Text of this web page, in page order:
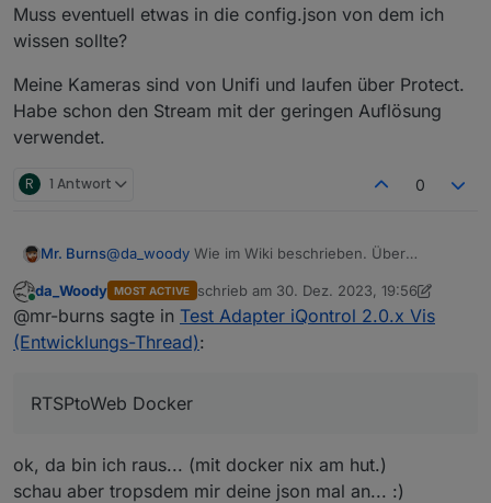
Muss eventuell etwas in die config.json von dem ich
wissen sollte?
Meine Kameras sind von Unifi und laufen über Protect.
Habe schon den Stream mit der geringen Auflösung
verwendet.
R 1 Antwort 0
Mr. Burns@da_woody Wie im Wiki beschrieben. Über
Ich denke, die Ladeprobleme kommen vom
RTSPtoWeb Docker.
2023-12-30_iqontrol_0_devices.json
Online
da_Woody MOST ACTIVE schrieb am 30. Dez. 2023, 19:56
zuletzt editiert von da_Woody
@mr-burns sagte in Test Adapter iQontrol 2.0.x Vis
(Entwicklungs-Thread):
RTSPtoWeb Docker
ok, da bin ich raus... (mit docker nix am hut.)
schau aber tropsdem mir deine json mal an... :)